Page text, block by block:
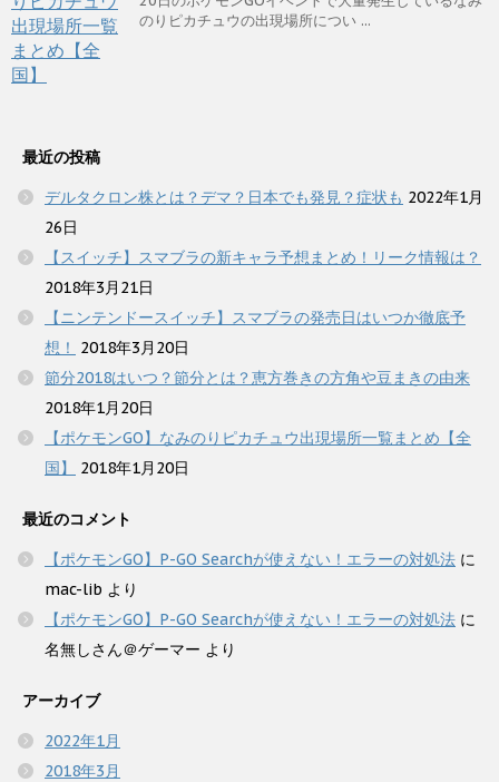
のりピカチュウの出現場所につい ...
最近の投稿
デルタクロン株とは？デマ？日本でも発見？症状も 2022年1月
26日
【スイッチ】スマブラの新キャラ予想まとめ！リーク情報は？
2018年3月21日
【ニンテンドースイッチ】スマブラの発売日はいつか徹底予
想！
2018年3月20日
節分2018はいつ？節分とは？恵方巻きの方角や豆まきの由来
2018年1月20日
【ポケモンGO】なみのりピカチュウ出現場所一覧まとめ【全
国】
2018年1月20日
最近のコメント
【ポケモンGO】P-GO Searchが使えない！エラーの対処法 に
mac-lib より
【ポケモンGO】P-GO Searchが使えない！エラーの対処法 に
名無しさん＠ゲーマー より
アーカイブ
2022年1月
2018年3月